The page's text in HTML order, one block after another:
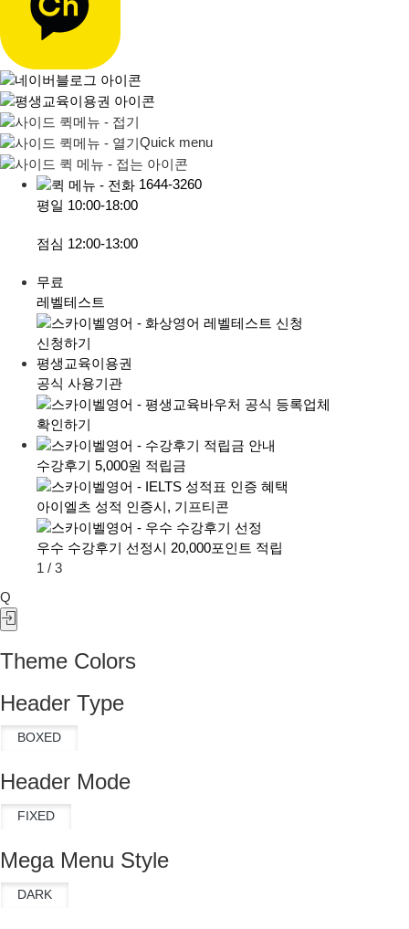
Quick menu
1644-3260
평일 10:00-18:00
점심 12:00-13:00
무료
레벨테스트
신청하기
평생교육이용권
공식 사용기관
확인하기
수강후기 5,000원 적립금
아이엘츠 성적 인증시, 기프티콘
우수 수강후기 선정시 20,000포인트 적립
1 / 3
Q
Theme Colors
Header Type
Header Mode
Mega Menu Style